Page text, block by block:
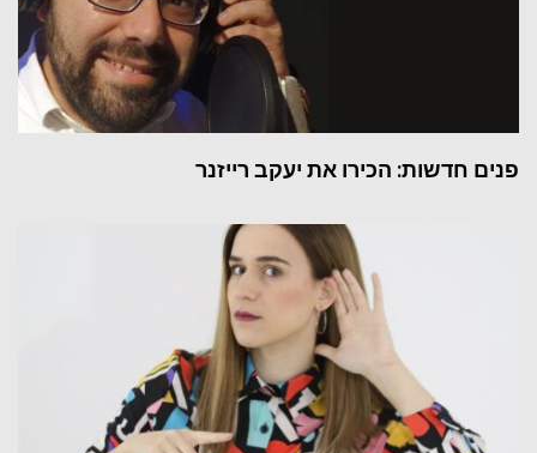
פנים חדשות: הכירו את יעקב רייזנר